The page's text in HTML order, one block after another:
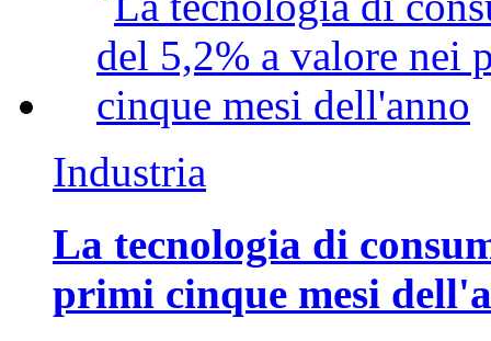
Industria
La tecnologia di
primi cinque mesi